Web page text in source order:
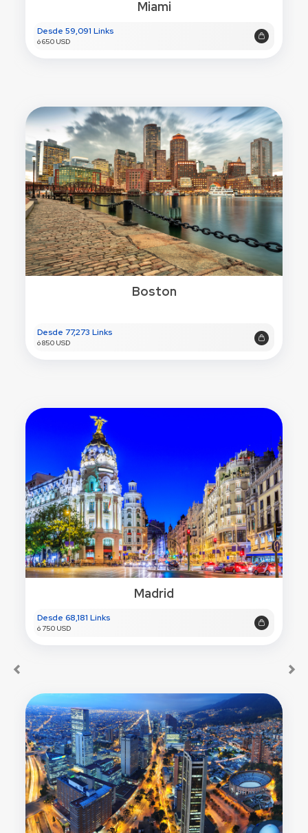
Miami
Desde 59,091 Links
ó 650 USD
Boston
Desde 77,273 Links
ó 850 USD
Madrid
Desde 68,181 Links
ó 750 USD